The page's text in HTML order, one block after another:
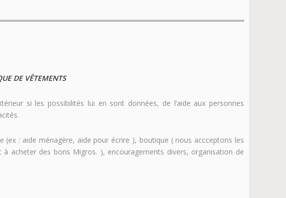
DE VÊTEMENTS
si les possibilités lui en sont données, de l’aide aux personnes
: aide ménagère, aide pour écrire ), boutique ( nous accceptons les
des bons Migros. ), encouragements divers, organisation de